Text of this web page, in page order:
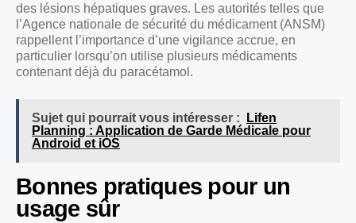
des lésions hépatiques graves. Les autorités telles que
l’Agence nationale de sécurité du médicament (ANSM)
rappellent l’importance d’une vigilance accrue, en
particulier lorsqu’on utilise plusieurs médicaments
contenant déjà du paracétamol.
Sujet qui pourrait vous intéresser :
Lifen
Planning : Application de Garde Médicale pour
Android et iOS
Bonnes pratiques pour un
usage sûr